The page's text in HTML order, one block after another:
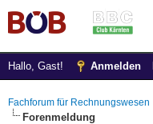
Hallo, Gast! Anmelden
Fachforum für Rechnungswesen
Forenmeldung